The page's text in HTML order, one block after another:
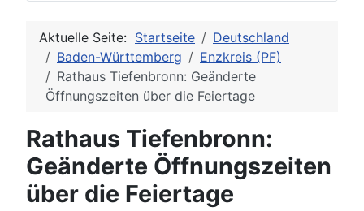
Aktuelle Seite: Startseite
Deutschland
Baden-Württemberg
Enzkreis (PF)
Rathaus Tiefenbronn: Geänderte
Öffnungszeiten über die Feiertage
Rathaus Tiefenbronn:
Geänderte Öffnungszeiten
über die Feiertage